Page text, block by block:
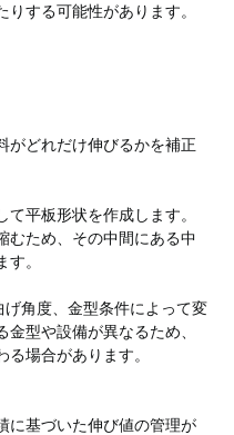
する可能性があります。
がどれだけ伸びるかを補正
平板形状を作成します。
むため、その中間にある中
。
角度、金型条件によって変
型や設備が異なるため、
場合があります。
基づいた伸び値の管理が